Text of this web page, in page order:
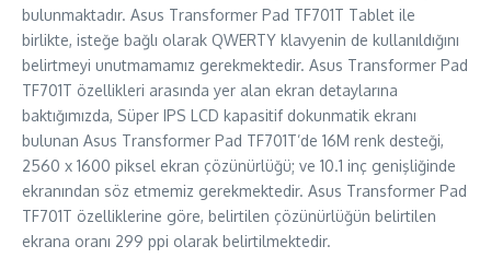
bulunmaktadır. Asus Transformer Pad TF701T Tablet ile
birlikte, isteğe bağlı olarak QWERTY klavyenin de kullanıldığını
belirtmeyi unutmamamız gerekmektedir. Asus Transformer Pad
TF701T özellikleri arasında yer alan ekran detaylarına
baktığımızda, Süper IPS LCD kapasitif dokunmatik ekranı
bulunan Asus Transformer Pad TF701T’de 16M renk desteği,
2560 x 1600 piksel ekran çözünürlüğü; ve 10.1 inç genişliğinde
ekranından söz etmemiz gerekmektedir. Asus Transformer Pad
TF701T özelliklerine göre, belirtilen çözünürlüğün belirtilen
ekrana oranı 299 ppi olarak belirtilmektedir.